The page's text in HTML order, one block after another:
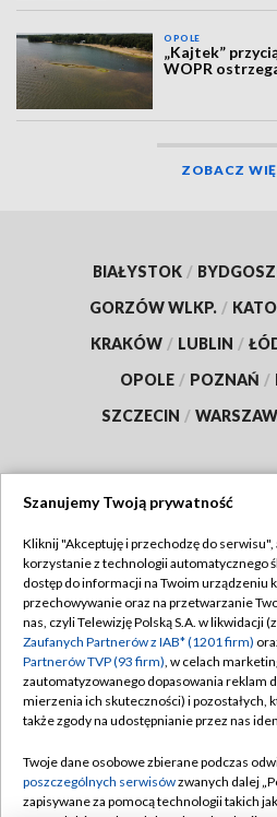
OPOLE
„Kajtek”
WOPR
ZOBACZ
BIAŁYSTOK /
GORZÓW WLKP. /
KRAKÓW / LUBLIN /
OPOLE / POZNAŃ /
SZCZECIN /
TVP
Abonament TVP
Emisja w TVP
Centrum informacji TVP
Naziemna Telewizja Cyfrowa
Rada Programowa
Regulamin
Polityka
Moje
Pomoc
Szanujemy Twoją prywatność
Kliknij "Akceptuję i przechodzę do serwisu",
korzystanie z technologii automatycznego
dostęp do informacji na Twoim urządzeniu
przechowywanie oraz na przetwarzanie
nas, czyli Telewizję Polską S.A. w likwidacji
Zaufanych Partnerów z IAB* (1201 firm)
Partnerów TVP (93 firm), w celach
zautomatyzowanego dopasowania reklam
mierzenia ich skuteczności) i pozostałych,
także zgody na udostępnianie przez nas
Twoje dane osobowe zbierane podczas
poszczególnych serwisówzwanych dalej
zapisywane za pomocą technologii takich